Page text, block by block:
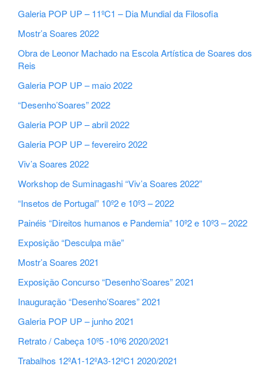
Galeria POP UP – 11ºC1 – Dia Mundial da Filosofia
Mostr’a Soares 2022
Obra de Leonor Machado na Escola Artística de Soares dos
Reis
Galeria POP UP – maio 2022
“Desenho’Soares” 2022
Galeria POP UP – abril 2022
Galeria POP UP – fevereiro 2022
Viv’a Soares 2022
Workshop de Suminagashi “Viv’a Soares 2022”
“Insetos de Portugal” 10º2 e 10º3 – 2022
Painéis “Direitos humanos e Pandemia” 10º2 e 10º3 – 2022
Exposição “Desculpa mãe”
Mostr’a Soares 2021
Exposição Concurso “Desenho’Soares” 2021
Inauguração “Desenho’Soares” 2021
Galeria POP UP – junho 2021
Retrato / Cabeça 10º5 -10º6 2020/2021
Trabalhos 12ºA1-12ºA3-12ºC1 2020/2021